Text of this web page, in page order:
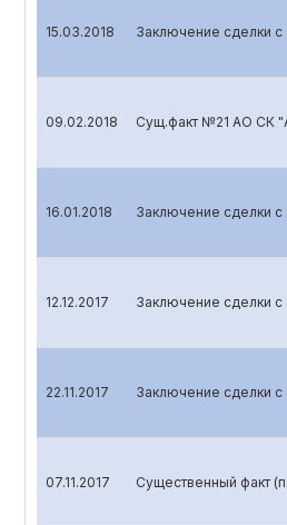
15.03.2018 Заключение сделки
09.02.2018 Сущ.факт №21 АО СК
16.01.2018 Заключение сделки
12.12.2017 Заключение сделки
22.11.2017 Заключение сделки
07.11.2017 Существенный факт